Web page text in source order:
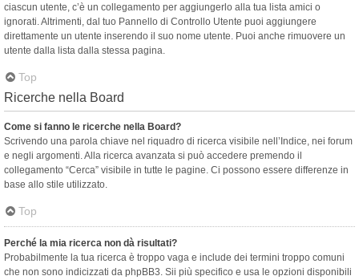
ciascun utente, c’è un collegamento per aggiungerlo alla tua lista amici o
ignorati. Altrimenti, dal tuo Pannello di Controllo Utente puoi aggiungere
direttamente un utente inserendo il suo nome utente. Puoi anche rimuovere un
utente dalla lista dalla stessa pagina.
Top
Ricerche nella Board
Come si fanno le ricerche nella Board?
Scrivendo una parola chiave nel riquadro di ricerca visibile nell’Indice, nei forum
e negli argomenti. Alla ricerca avanzata si può accedere premendo il
collegamento “Cerca” visibile in tutte le pagine. Ci possono essere differenze in
base allo stile utilizzato.
Top
Perché la mia ricerca non dà risultati?
Probabilmente la tua ricerca è troppo vaga e include dei termini troppo comuni
che non sono indicizzati da phpBB3. Sii più specifico e usa le opzioni disponibili